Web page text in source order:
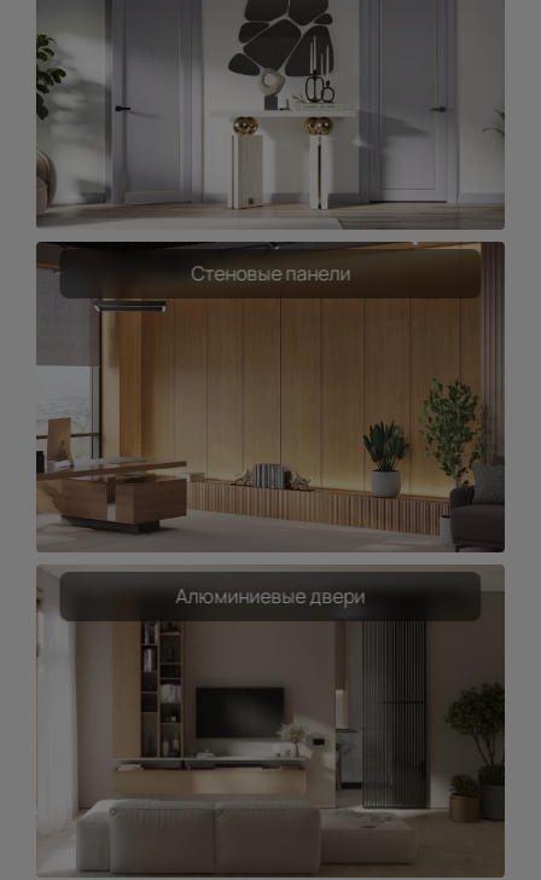
Стеновые панели
Алюминиевые двери